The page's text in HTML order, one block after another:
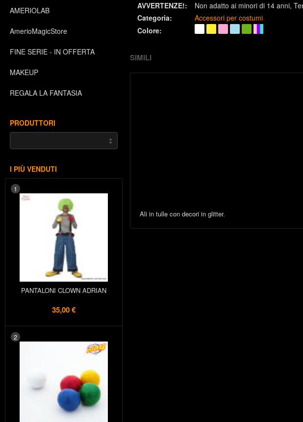
AMERIOLAB
AmerioMagicStore
FINE SERIE - IN OFFERTA
MAKEUP
REGALA LA FANTASIA
PRODUTTORI
I PIÙ VENDUTI
1
PANTALONI CLOWN ADRIAN
35,00 €
2
AVVERTENZE!: Non adatto ai minori di 14 anni
Categoria:
Accessori per costumi
Colore:
SIMILI
Ali in tulle con decori in glitter.